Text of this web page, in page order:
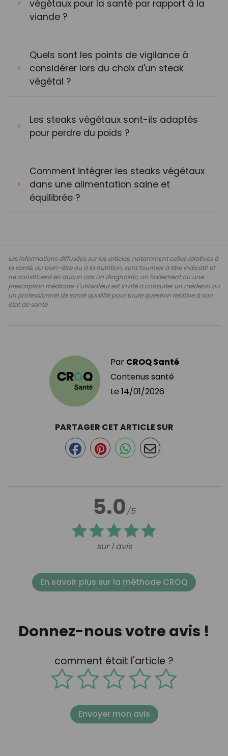
végétaux pour la santé par rapport à la
viande ?
Quels sont les points de vigilance à
considérer lors du choix d'un steak
végétal ?
Les steaks végétaux sont-ils adaptés
pour perdre du poids ?
Comment intégrer les steaks végétaux
dans une alimentation saine et
équilibrée ?
Les informations diffusées sur les articles, notamment celles relatives à
la santé, au bien-être ou à la nutrition, sont fournies à titre indicatif et
ne constituent en aucun cas un diagnostic, un traitement ou une
prescription médicale. L'utilisateur est invité à consulter un médecin ou
un professionnel de santé qualifié pour toute question relative à son
état de santé.
Par CROQ Santé
Contenus santé
Le 14/01/2026
5.0/5
sur 1 avis
PARTAGER CET ARTICLE SUR
En savoir plus sur la méthode CROQ
Donnez-nous votre avis !
comment était l'article ?
Envoyer mon avis